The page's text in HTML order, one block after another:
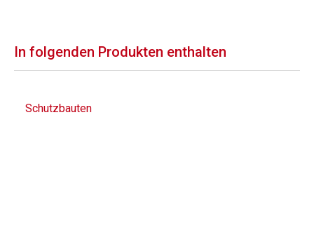
In folgenden Produkten enthalten
Schutzbauten